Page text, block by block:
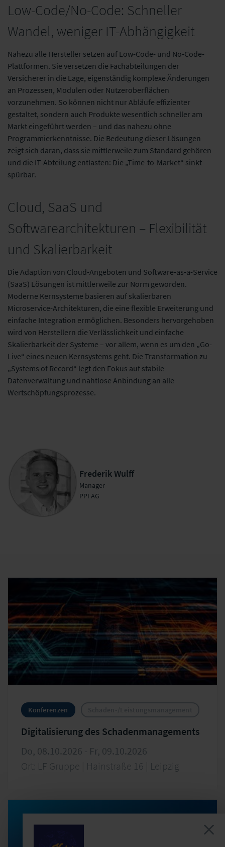
Low-Code/No-Code: Schneller
Wandel, weniger IT-Abhängigkeit
Nahezu alle Hersteller setzen auf Low-Code- und No-Code-
Plattformen. Sie versetzen die Fachabteilungen der
Versicherer in die Lage, eigenständig komplexe Änderungen
an Prozessen, Modulen oder Nutzeroberflächen
vorzunehmen. So können nicht nur Abläufe effizienter
gestaltet, sondern auch Produkte wesentlich schneller am
Markt eingeführt werden – und das nahezu ohne
Programmierkenntnisse. Die Bedeutung dieser Lösungen
zeigt sich daran, dass sie mittlerweile zum Standard gehören
und die IT-Abteilung entlasten: Die „Time-to-Market“ sinkt
spürbar.​
Cloud, SaaS und
Softwarearchitekturen – Flexibilität
und Skalierbarkeit
Die Adaption von Cloud-Angeboten und Software-as-a-Service
(SaaS) Lösungen ist mittlerweile zur Norm geworden.
Moderne Kernsysteme basieren auf skalierbaren
Microservice-Architekturen, die eine flexible Erweiterung und
einfache Integration ermöglichen. Besonders hervorgehoben
wird von Herstellern die Verlässlichkeit und einfache
Skalierbarkeit der Systeme – vor allem, wenn es um den „Go-
Live“ eines neuen Kernsystems geht. Die Transformation zu
„Systems of Record“ legt den Fokus auf stabile
Datenverwaltung und nahtlose Anbindung an alle
Wertschöpfungsprozesse.​
Frederik Wulff
Manager
PPI AG
Konferenzen
Digitalisierung des Schadenmanagements
Do, 08.10.2026 - Fr, 09.10.2026
Ort: LF Gruppe | Hainstraße 16 | Leipzig